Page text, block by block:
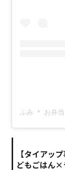
【タイアップ
どもごはん×